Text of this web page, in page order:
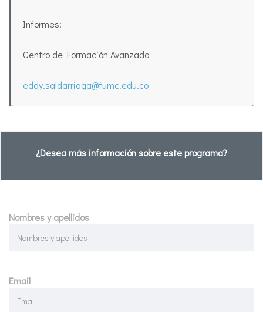
Informes:
Centro de Formación Avanzada
eddy.saldarriaga@fumc.edu.co
¿Desea más información sobre este programa?
Nombres y apellidos
Email